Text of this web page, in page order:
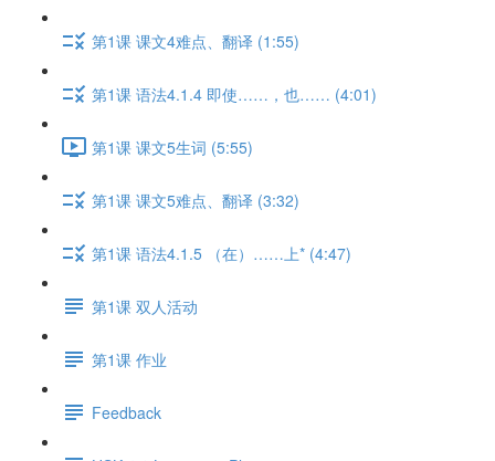
第1课 课文4难点、翻译 (1:55)
第1课 语法4.1.4 即使……，也…… (4:01)
第1课 课文5生词 (5:55)
第1课 课文5难点、翻译 (3:32)
第1课 语法4.1.5 （在）……上* (4:47)
第1课 双人活动
第1课 作业
Feedback